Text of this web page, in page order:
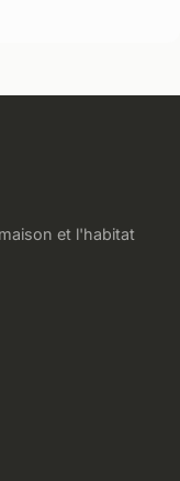
et l'habitat